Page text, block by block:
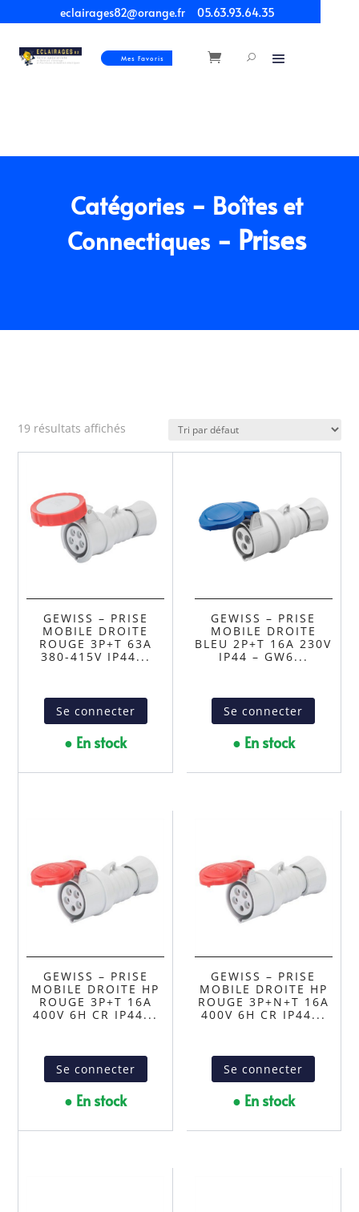
eclairages82@orange.fr 05.63.93.64.35
Mes Favoris
Catégories- Boîtes et
Connectiques- Prises
19 résultats affichés
GEWISS – PRISE
MOBILE DROITE
ROUGE 3P+T 63A
380-415V IP44...
Se connecter
● En stock
GEWISS – PRISE
MOBILE DROITE
BLEU 2P+T 16A 230V
IP44 – GW6...
Se connecter
● En stock
GEWISS – PRISE
MOBILE DROITE HP
ROUGE 3P+T 16A
400V 6H CR IP44...
Se connecter
● En stock
GEWISS – PRISE
MOBILE DROITE HP
ROUGE 3P+N+T 16A
400V 6H CR IP44...
Se connecter
● En stock